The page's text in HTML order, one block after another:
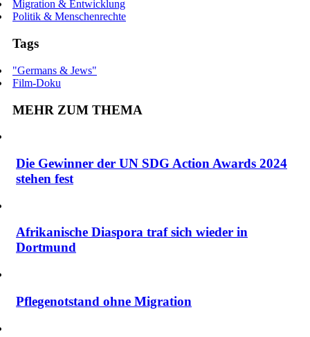
Migration & Entwicklung
Politik & Menschenrechte
Tags
"Germans & Jews"
Film-Doku
MEHR ZUM THEMA
Die Gewinner der UN SDG Action Awards 2024
stehen fest
Afrikanische Diaspora traf sich wieder in
Dortmund
Pflegenotstand ohne Migration